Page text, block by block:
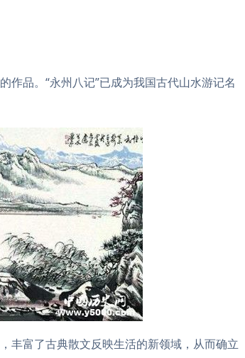
作品。“永州八记”已成为我国古代山水游记名
丰富了古典散文反映生活的新领域，从而确立